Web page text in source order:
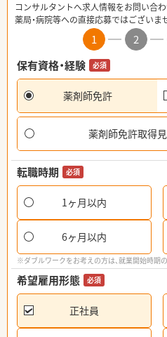
コンサルタントへ求人情報をお問い合わ
薬局・病院等への直接応募ではございま
1 2
保有資格・経験
必須
薬剤師免許
薬剤師免許取得見
転職時期 必須
1ヶ月以内
6ヶ月以内
※ダブルワークをお考えの方は、就業開始時期
希望雇用形態 必須
正社員